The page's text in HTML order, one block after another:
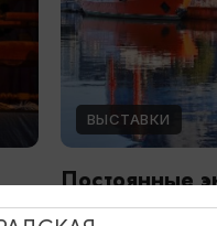
ВЫСТАВКИ
Постоянные
Мирового